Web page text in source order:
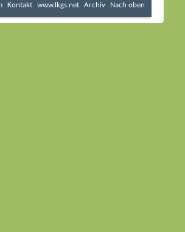
Kontakt www.lkgs.net Archiv Nach oben